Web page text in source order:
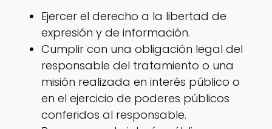
Ejercer el derecho a la libertad de
expresión y de información.
Cumplir con una obligación legal del
responsable del tratamiento o una
misión realizada en interés público o
en el ejercicio de poderes públicos
conferidos al responsable.